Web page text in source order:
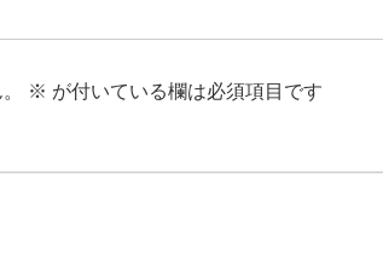
※ が付いている欄は必須項目です